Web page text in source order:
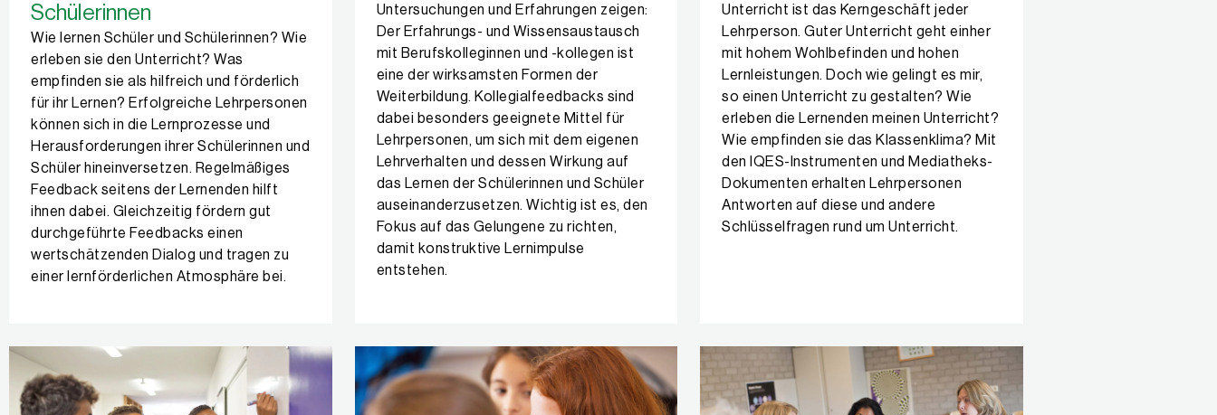
Schülerinnen
Wie lernen Schüler und Schülerinnen? Wie
erleben sie den Unterricht? Was
empfinden sie als hilfreich und förderlich
für ihr Lernen? Erfolgreiche Lehrpersonen
können sich in die Lernprozesse und
Herausforderungen ihrer Schülerinnen und
Schüler hineinversetzen. Regelmäßiges
Feedback seitens der Lernenden hilft
ihnen dabei. Gleichzeitig fördern gut
durchgeführte Feedbacks einen
wertschätzenden Dialog und tragen zu
einer lernförderlichen Atmosphäre bei.
Untersuchungen und Erfahrungen zeigen:
Der Erfahrungs- und Wissensaustausch
mit Berufskolleginnen und -kollegen ist
eine der wirksamsten Formen der
Weiterbildung. Kollegialfeedbacks sind
dabei besonders geeignete Mittel für
Lehrpersonen, um sich mit dem eigenen
Lehrverhalten und dessen Wirkung auf
das Lernen der Schülerinnen und Schüler
auseinanderzusetzen. Wichtig ist es, den
Fokus auf das Gelungene zu richten,
damit konstruktive Lernimpulse
entstehen.
Unterricht ist das Kerngeschäft jeder
Lehrperson. Guter Unterricht geht einher
mit hohem Wohlbefinden und hohen
Lernleistungen. Doch wie gelingt es mir,
so einen Unterricht zu gestalten? Wie
erleben die Lernenden meinen Unterricht?
Wie empfinden sie das Klassenklima? Mit
den IQES-Instrumenten und Mediatheks-
Dokumenten erhalten Lehrpersonen
Antworten auf diese und andere
Schlüsselfragen rund um Unterricht.